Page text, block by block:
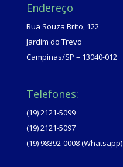
Endereço
Rua Souza Brito, 122
Jardim do Trevo
Campinas/SP – 13040-012
Telefones:
(19) 2121-5099
(19) 2121-5097
(19) 98392-0008 (Whatsapp)